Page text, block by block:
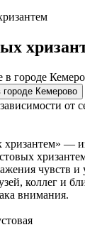
от
хризантем» —
чувств и
коллег и
внимания.